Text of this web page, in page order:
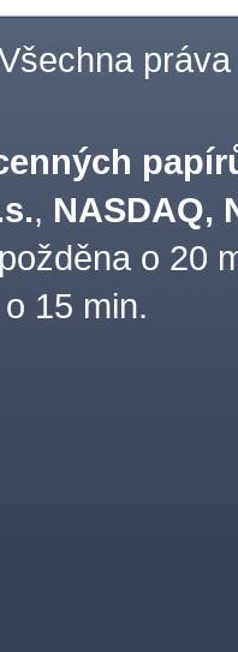
práva
, NASDAQ,
o 20
15 min.